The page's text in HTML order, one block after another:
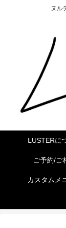
ヌル
LUSTERに
ご予約/ご
カスタムメ